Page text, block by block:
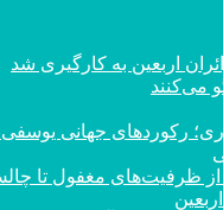
می‌کنند
رکورد‌های جهانی
ظرفیت‌های مغفول تا